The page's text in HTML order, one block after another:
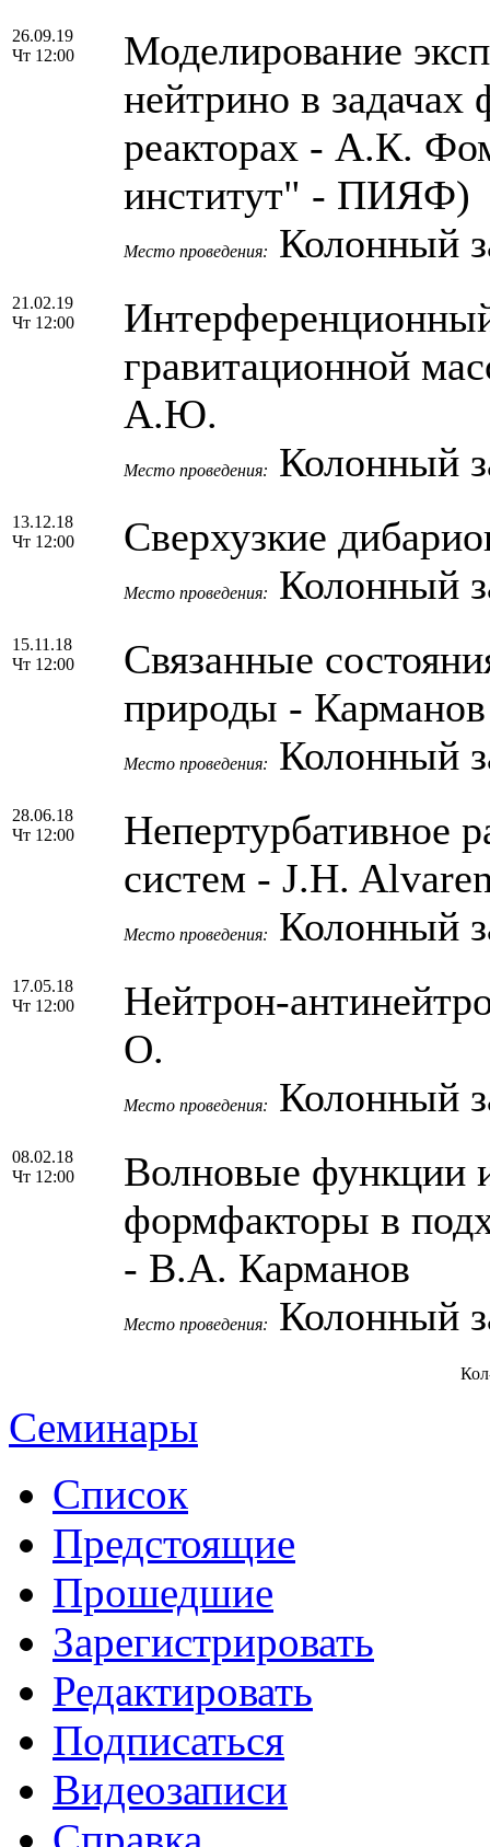
26.09.19
Чт 12:00
Моделирование
нейтрино в
реакторах - А.К.
институт" - ПИЯФ)
Место проведения: Колонный
21.02.19
Чт 12:00
гравитационной
А.Ю.
Место проведения: Колонный
13.12.18
Чт 12:00
Сверхузкие
Место проведения: Колонный
15.11.18
Чт 12:00
Связанные
природы -
Место проведения: Колонный
28.06.18
Чт 12:00
Непертурбативное
систем - J.H.
Место проведения: Колонный
17.05.18
Чт 12:00
Нейтрон-
О.
Место проведения: Колонный
08.02.18
Чт 12:00
Волновые функции
формфакторы в
- В.А. Карманов
Место проведения: Колонный
Семинары
Список
Предстоящие
Прошедшие
Зарегистрировать
Редактировать
Подписаться
Видеозаписи